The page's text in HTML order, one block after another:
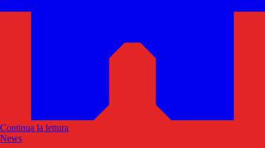
Continua la lettura
News